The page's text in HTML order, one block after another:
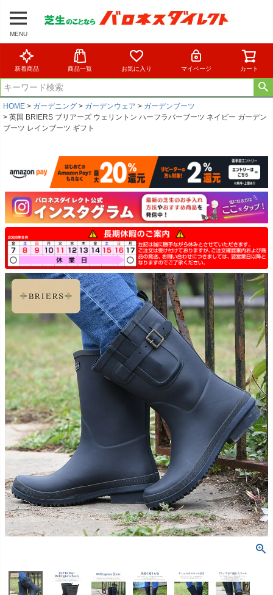
MENU
新着商品 商品一覧 お気に入り マイページ カート
HOME ガーデニング ガーデンウェア
ガーデンブーツ
英国 BRIERS ブリアーズ ウェリントン ハーフラバーブーツ ネイビー ガーデン
ブーツ レインブーツ ギフト